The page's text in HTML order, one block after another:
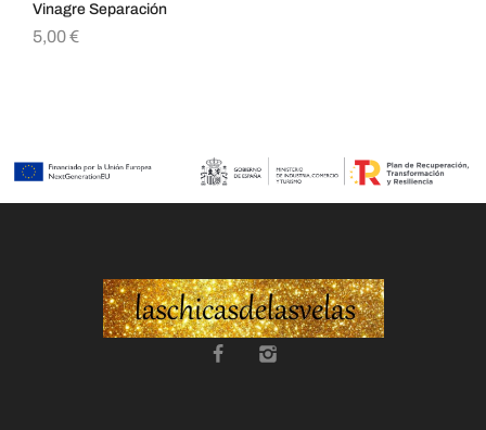
Vinagre Separación
5,00€